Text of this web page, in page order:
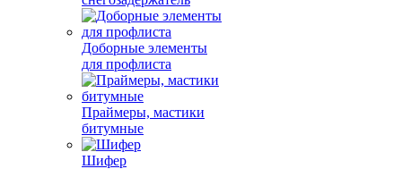
Доборные элементы
для профлиста
Праймеры, мастики
битумные
Шифер